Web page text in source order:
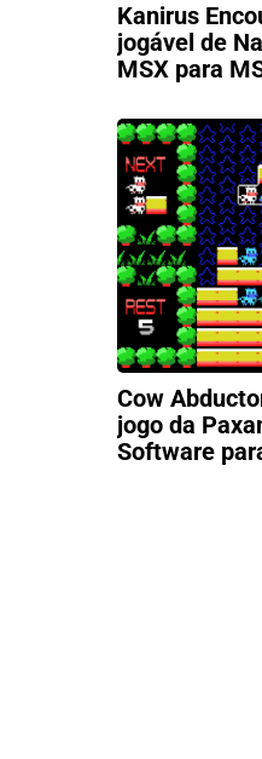
Kanirus
jogável de
MSX para
Cow
jogo da
Software